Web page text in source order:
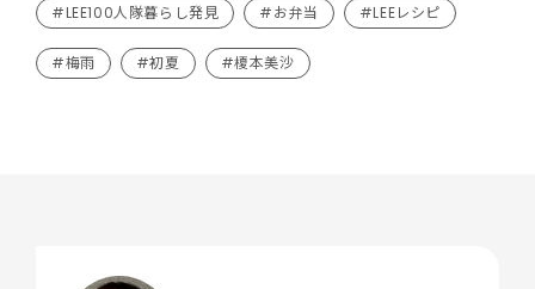
#LEE100人隊暮らし発見 #お弁当 #LEEレシピ
#梅雨 #初夏 #榎本美沙